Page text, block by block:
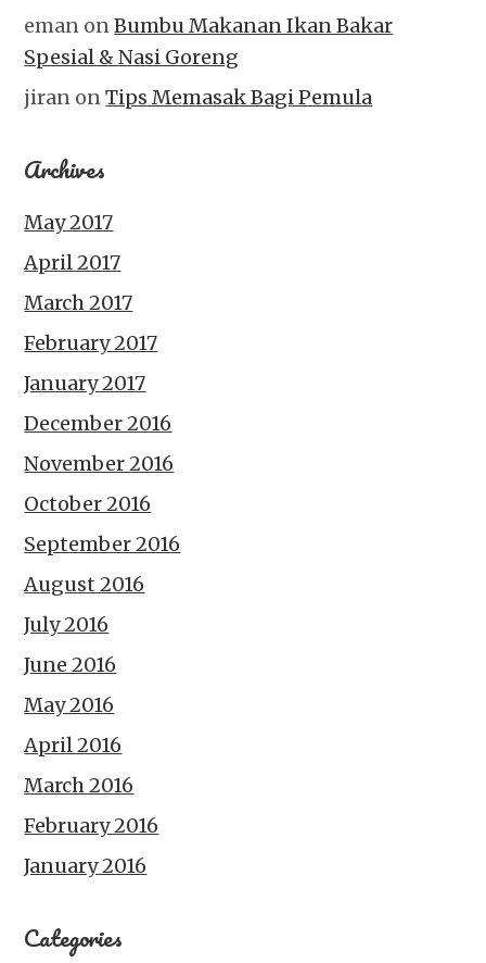
eman onBumbu Makanan Ikan Bakar
Spesial & Nasi Goreng
jiran onTips Memasak Bagi Pemula
Archives
May 2017
April 2017
March 2017
February 2017
January 2017
December 2016
November 2016
October 2016
September 2016
August 2016
July 2016
June 2016
May 2016
April 2016
March 2016
February 2016
January 2016
Categories